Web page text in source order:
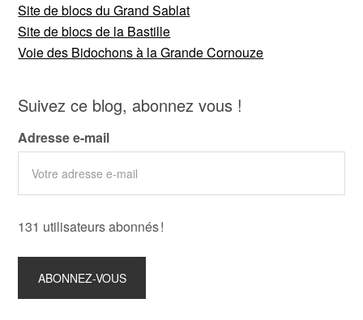
Site de blocs du Grand Sablat
Site de blocs de la Bastille
Voie des Bidochons à la Grande Cornouze
Suivez ce blog, abonnez vous !
Adresse e-mail
131 utilisateurs abonnés !